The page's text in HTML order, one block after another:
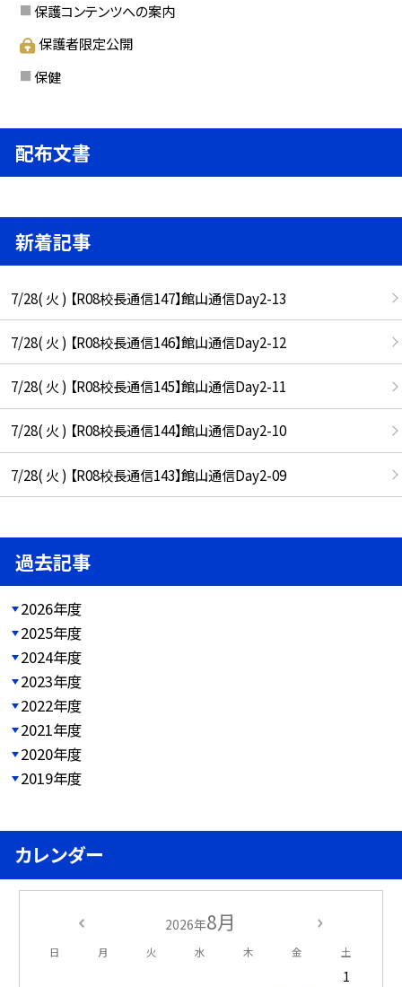
保護コンテンツへの案内
保護者限定公開
保健
配布文書
新着記事
7/28( 火 ) 【R08校長通信147】館山通信Day2-13
7/28( 火 ) 【R08校長通信146】館山通信Day2-12
7/28( 火 ) 【R08校長通信145】館山通信Day2-11
7/28( 火 ) 【R08校長通信144】館山通信Day2-10
7/28( 火 ) 【R08校長通信143】館山通信Day2-09
過去記事
2026年度
2025年度
2024年度
2023年度
2022年度
2021年度
2020年度
2019年度
カレンダー
2026年8月
日 月 火 水 木 金 土
1